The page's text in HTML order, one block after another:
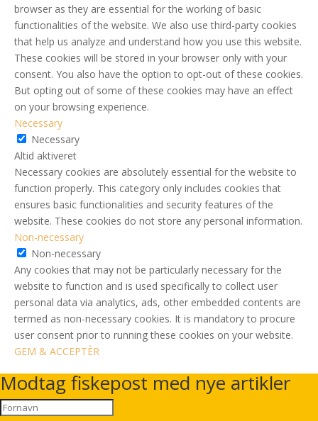
browser as they are essential for the working of basic
functionalities of the website. We also use third-party cookies
that help us analyze and understand how you use this website.
These cookies will be stored in your browser only with your
consent. You also have the option to opt-out of these cookies.
But opting out of some of these cookies may have an effect
on your browsing experience.
Necessary
Necessary
Altid aktiveret
Necessary cookies are absolutely essential for the website to
function properly. This category only includes cookies that
ensures basic functionalities and security features of the
website. These cookies do not store any personal information.
Non-necessary
Non-necessary
Any cookies that may not be particularly necessary for the
website to function and is used specifically to collect user
personal data via analytics, ads, other embedded contents are
termed as non-necessary cookies. It is mandatory to procure
user consent prior to running these cookies on your website.
GEM & ACCEPTÈR
Modtag fiskepost med nye artikler